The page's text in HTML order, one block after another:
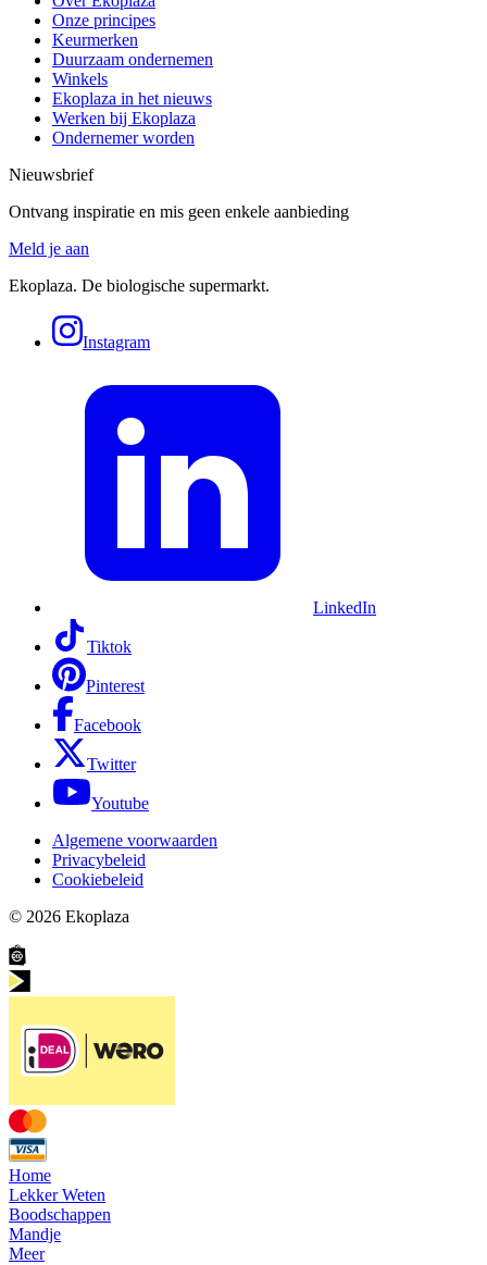
Onze principes
Keurmerken
Duurzaam ondernemen
Winkels
Ekoplaza in het nieuws
Werken bij Ekoplaza
Ondernemer worden
Nieuwsbrief
Ontvang inspiratie en mis geen enkele aanbieding
Meld je aan
Ekoplaza. De biologische supermarkt.
Instagram
LinkedIn
Tiktok
Pinterest
Facebook
Twitter
Youtube
Algemene voorwaarden
Privacybeleid
Cookiebeleid
© 2026 Ekoplaza
Home
Lekker Weten
Boodschappen
Mandje
Meer